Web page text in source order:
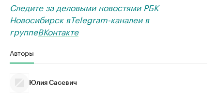
Следите за деловыми новостями РБК
Новосибирск вTelegram-каналеи в
группеВКонтакте
Авторы
Юлия Сасевич